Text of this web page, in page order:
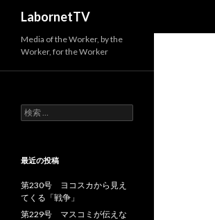
LabornetTV
Media of the Worker, by the
Worker, for the Worker
検
索
最近の投稿
第230号 ヨコスカから見え
てくる「戦争」
第229号 マスコミが伝えな